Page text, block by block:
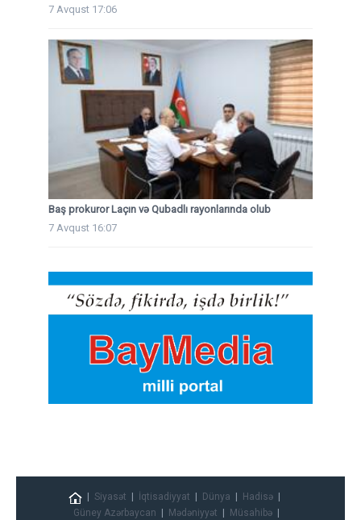
7 Avqust 17:06
Baş prokuror Laçın və Qubadlı rayonlarında olub
7 Avqust 16:07
Siyasət İqtisadiyyat Dünya
Hadisə
Güney Azərbaycan
Mədəniyyət Müsahibə